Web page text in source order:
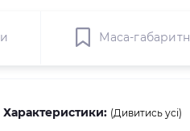
Маса-
Характеристики: (Дивитись усі)